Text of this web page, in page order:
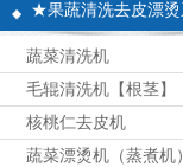
★果蔬清洗去皮漂
蔬菜清洗机
毛辊清洗机【根茎】
核桃仁去皮机
蔬菜漂烫机（蒸煮机）